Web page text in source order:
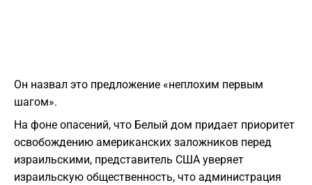
Он назвал это предложение «неплохим первым
шагом».
На фоне опасений, что Белый дом придает приоритет
освобождению американских заложников перед
израильскими, представитель США уверяет
израильскую общественность, что администрация